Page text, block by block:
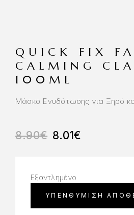
QUICK FIX
CALMING
100ML
Μάσκα Ενυδάτωσης για Ξηρό
8.90€ 8.01€
Εξαντλημένο